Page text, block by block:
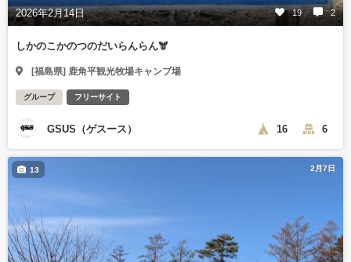
2026年2月14日 19 2
しかのこかのつのだいらんらん🫎
[福島県] 鹿角平観光牧場キャンプ場
グループ フリーサイト
GSUS（ゲスース） 16 6
2月7日
13